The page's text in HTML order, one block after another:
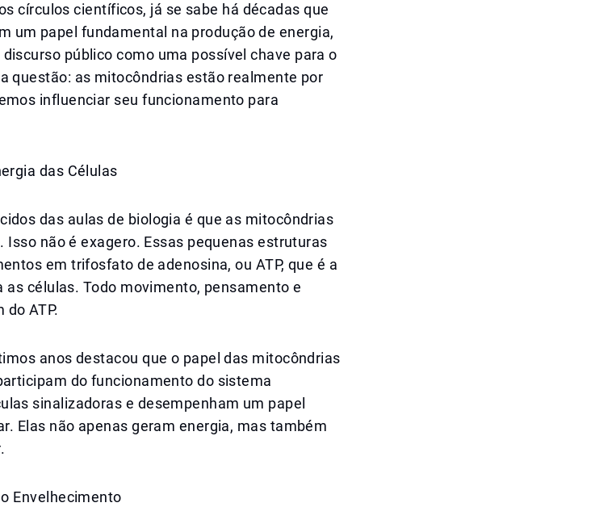
círculos científicos, já se sabe há décadas que
um papel fundamental na produção de energia,
público como uma possível chave para o
questão: as mitocôndrias estão realmente por
influenciar seu funcionamento para
das Células
das aulas de biologia é que as mitocôndrias
Isso não é exagero. Essas pequenas estruturas
em trifosfato de adenosina, ou ATP, que é a
células. Todo movimento, pensamento e
ATP.
anos destacou que o papel das mitocôndrias
do funcionamento do sistema
sinalizadoras e desempenham um papel
Elas não apenas geram energia, mas também
Envelhecimento